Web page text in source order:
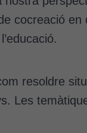
cocreació en
resoldre
Les